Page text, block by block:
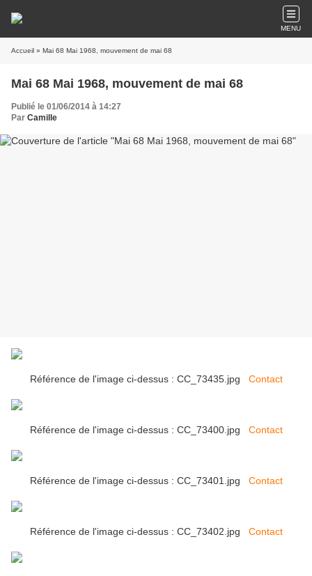
MENU
Accueil » Mai 68 Mai 1968, mouvement de mai 68
Mai 68 Mai 1968, mouvement de mai 68
Publié le 01/06/2014 à 14:27
Par Camille
Référence de l'image ci-dessus : CC_73435.jpg Contact
Référence de l'image ci-dessus : CC_73400.jpg Contact
Référence de l'image ci-dessus : CC_73401.jpg Contact
Référence de l'image ci-dessus : CC_73402.jpg Contact